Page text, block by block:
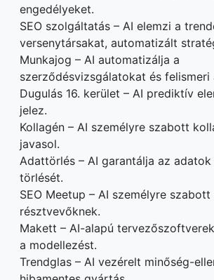
engedélyeket.
SEO szolgáltatás – AI elemzi a
versenytársakat, automatizált
Munkajog – AI automatizálja a
szerződésvizsgálatokat és
Dugulás 16. kerület – AI prediktív
jelez.
Kollagén – AI személyre szabott
javasol.
Adattörlés – AI garantálja az
törlését.
SEO Meetup – AI személyre
résztvevőknek.
Makett – AI-alapú
a modellezést.
Trendglas – AI vezérelt minőség-